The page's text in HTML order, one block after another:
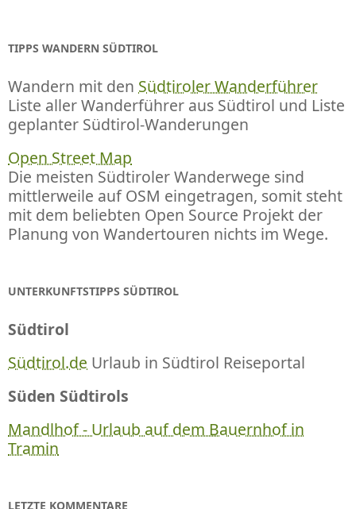
TIPPS WANDERN SÜDTIROL
Wandern mit den Südtiroler Wanderführer
Liste aller Wanderführer aus Südtirol und Liste
geplanter Südtirol-Wanderungen
Open Street Map
Die meisten Südtiroler Wanderwege sind
mittlerweile auf OSM eingetragen, somit steht
mit dem beliebten Open Source Projekt der
Planung von Wandertouren nichts im Wege.
UNTERKUNFTSTIPPS SÜDTIROL
Südtirol
Südtirol.de Urlaub in Südtirol Reiseportal
Süden Südtirols
Mandlhof - Urlaub auf dem Bauernhof in
Tramin
LETZTE KOMMENTARE